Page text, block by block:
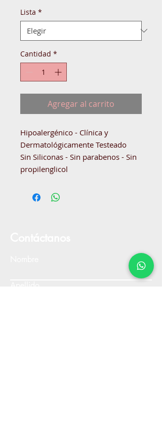
Lista *
Cantidad *
Agregar al carrito
Hipoalergénico - Clínica y
Dermatológicamente Testeado
Sin Siliconas - Sin parabenos - Sin
propilenglicol